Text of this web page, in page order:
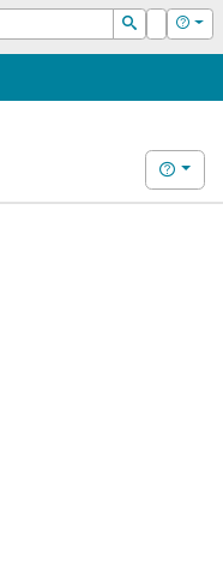
Suchen
Login Hilfe
Hilfe